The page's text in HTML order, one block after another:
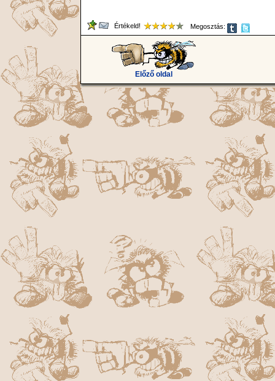
Értékeld! Megosztás:
Előző oldal